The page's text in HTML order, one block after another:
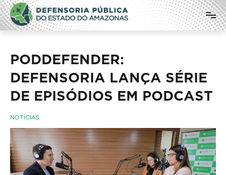
Pular
para
o
conteúdo
Defensoria Pública do Estado do
Amazonas
PODDEFENDER:
DEFENSORIA LANÇA SÉRIE
DE EPISÓDIOS EM PODCAST
NOTÍCIAS